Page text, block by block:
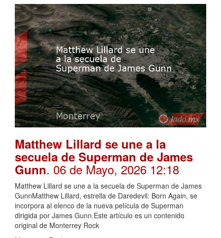
Matthew Lillard se une a la
secuela de Superman de James
Gunn. 06 de Mayo, 2026 12:18
Matthew Lillard se une a la secuela de Superman de James
GunnMatthew Lillard, estrella de Daredevil: Born Again, se
incorpora al elenco de la nueva película de Superman
dirigida por James Gunn.Este artículo es un contenido
original de Monterrey Rock